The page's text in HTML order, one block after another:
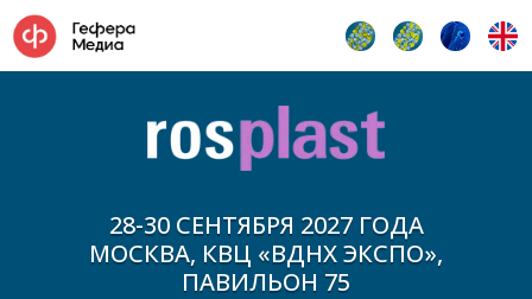
28-30 СЕНТЯБРЯ 2027 ГОДА
МОСКВА, КВЦ «ВДНХ ЭКСПО»,
ПАВИЛЬОН 75